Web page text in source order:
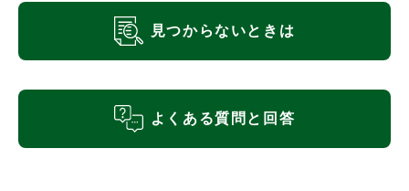
見つからないときは
よくある質問と回答